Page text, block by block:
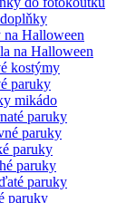
na Halloween
na Halloween
kostýmy
paruky
mikádo
paruky
paruky
paruky
paruky
paruky
paruky